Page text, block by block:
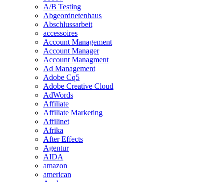
A/B Testing
Abgeordnetenhaus
Abschlussarbeit
accessoires
Account Management
Account Manager
Account Managment
Ad Management
Adobe Cq5
Adobe Creative Cloud
AdWords
Affiliate
Affiliate Marketing
Affilinet
Afrika
After Effects
Agentur
AIDA
amazon
american